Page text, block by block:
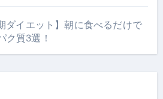
ダイエット】朝に食べるだけで
ク質3選！